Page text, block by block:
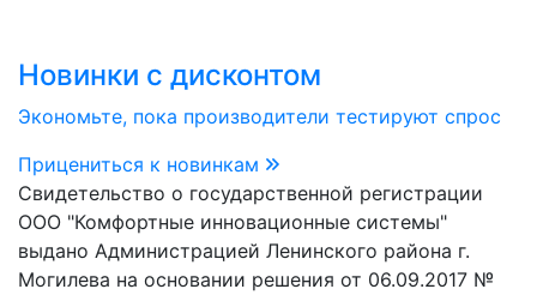
Новинки с дисконтом
Экономьте, пока производители тестируют спрос
Прицениться к новинкам
Свидетельство о государственной регистрации
ООО "Комфортные инновационные системы"
выдано Администрацией Ленинского района г.
Могилева на основании решения от 06.09.2017 №